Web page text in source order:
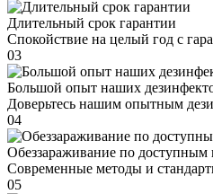
Длительный срок гарантии
Спокойствие на целый год с
03
Большой опыт наших
Доверьтесь нашим опытным
04
Обеззараживание по доступным
Современные методы и
05